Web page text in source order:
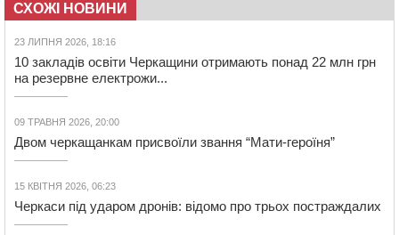
СХОЖІ НОВИНИ
23 ЛИПНЯ 2026, 18:16
10 закладів освіти Черкащини отримають понад 22 млн грн
на резервне електрожи...
09 ТРАВНЯ 2026, 20:00
Двом черкащанкам присвоїли звання “Мати-героїня”
15 КВІТНЯ 2026, 06:23
Черкаси під ударом дронів: відомо про трьох постраждалих